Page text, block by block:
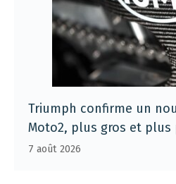
Triumph confirme un
Moto2, plus gros et plus
7 août 2026